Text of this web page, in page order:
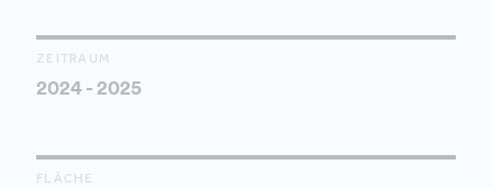
ZEITRAUM
2024 - 2025
FLÄCHE